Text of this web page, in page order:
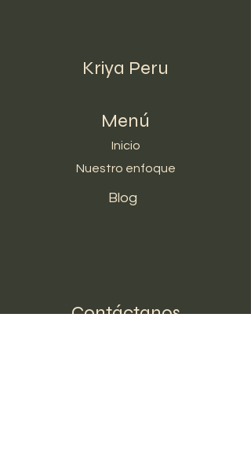
Kriya Peru
Menú
Inicio
Nuestro enfoque
Blog
Contáctanos